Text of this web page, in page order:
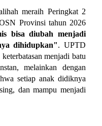
meraih Peringkat 2
Provinsi tahun 2026
bisa diubah menjadi
dihidupkan". UPTD
menjadi batu
melainkan dengan
setiap anak didiknya
dan mampu menjadi